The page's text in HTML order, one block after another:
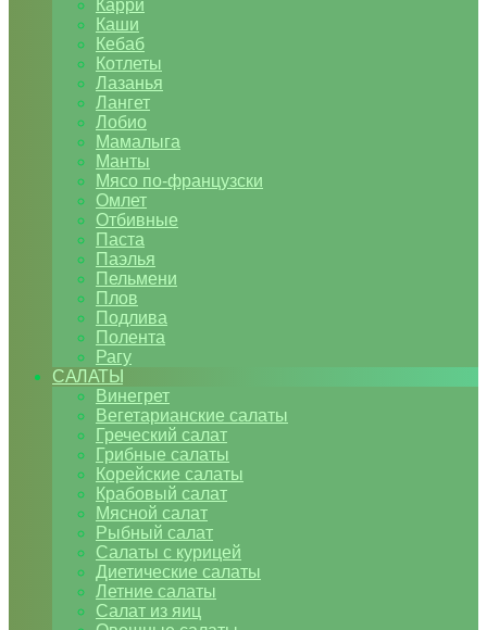
Карри
Каши
Кебаб
Котлеты
Лазанья
Лангет
Лобио
Мамалыга
Манты
Мясо по-французски
Омлет
Отбивные
Паста
Паэлья
Пельмени
Плов
Подлива
Полента
Рагу
САЛАТЫ
Винегрет
Вегетарианские салаты
Греческий салат
Грибные салаты
Корейские салаты
Крабовый салат
Мясной салат
Рыбный салат
Салаты с курицей
Диетические салаты
Летние салаты
Салат из яиц